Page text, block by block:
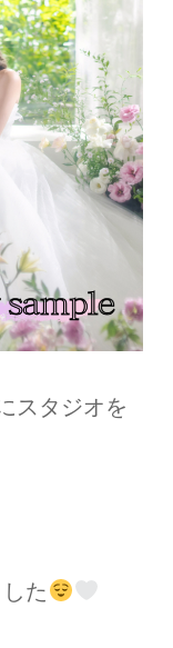
スタジオを
た